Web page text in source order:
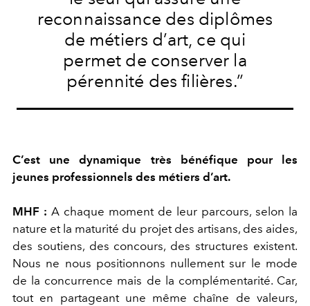
reconnaissance des diplômes
de métiers d’art, ce qui
permet de conserver la
pérennité des filières.”
C’est une dynamique très bénéfique pour les
jeunes professionnels des métiers d’art.
MHF : A chaque moment de leur parcours, selon la
nature et la maturité du projet des artisans, des aides,
des soutiens, des concours, des structures existent.
Nous ne nous positionnons nullement sur le mode
de la concurrence mais de la complémentarité. Car,
tout en partageant une même chaîne de valeurs,